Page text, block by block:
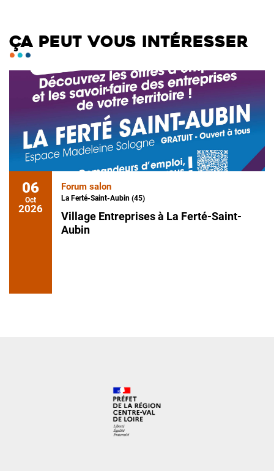
ÇA PEUT VOUS INTÉRESSER
06
Oct
2026
Forum salon
La Ferté-Saint-Aubin (45)
Village Entreprises à La Ferté-Saint-
Aubin